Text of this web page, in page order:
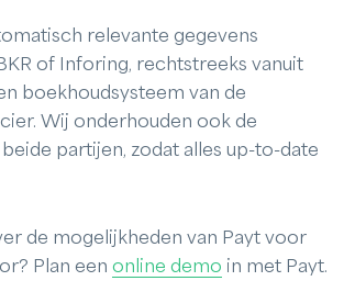
relevante gegevens
of Inforing, rechtstreeks vanuit
boekhoudsysteem van de
Wij onderhouden ook de
partijen, zodat alles up-to-date
de mogelijkheden van Payt voor
Plan een online demo in met Payt.